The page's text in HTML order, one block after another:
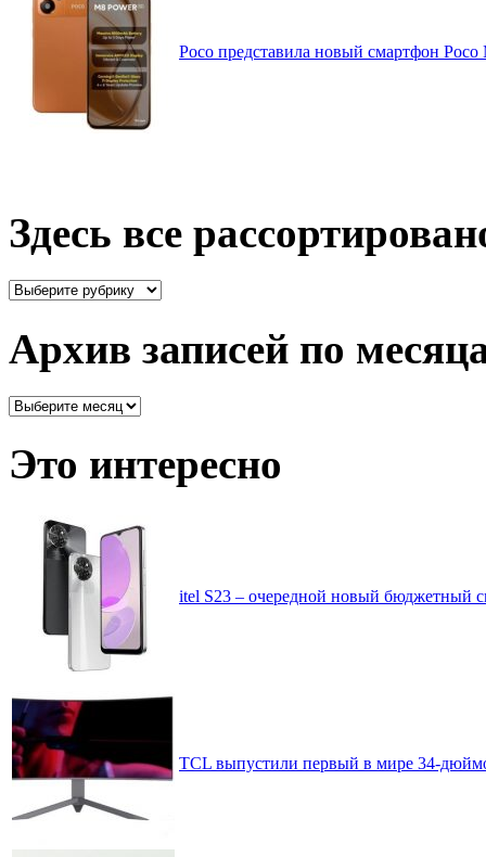
Poco представила новый смартфон
Здесь все
Здесь
Архив записей по
Архив
месяцам
Это интересно
itel S23 – очередной новый бюджетный
TCL выпустили первый в мире 34-